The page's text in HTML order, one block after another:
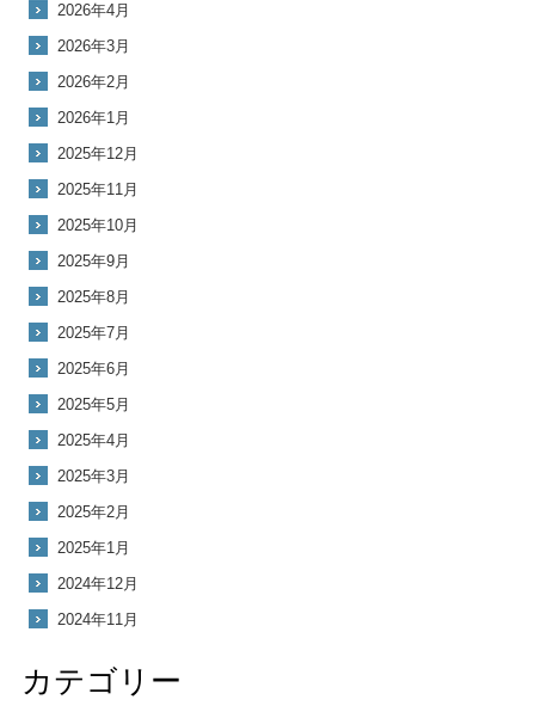
2026年4月
2026年3月
2026年2月
2026年1月
2025年12月
2025年11月
2025年10月
2025年9月
2025年8月
2025年7月
2025年6月
2025年5月
2025年4月
2025年3月
2025年2月
2025年1月
2024年12月
2024年11月
カテゴリー